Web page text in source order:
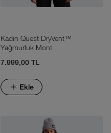
Kadın Quest DryVent™
Yağmurluk Mont
7.999,00 TL
Ekle